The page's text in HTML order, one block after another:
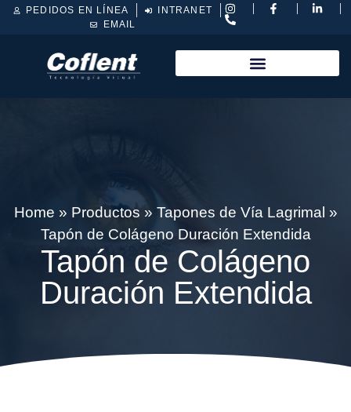
PEDIDOS EN LÍNEA
INTRANET
EMAIL
Home » Productos» Tapones de Vía Lagrimal »
Tapón de Colágeno Duración Extendida
Tapón de Colágeno
Duración Extendida